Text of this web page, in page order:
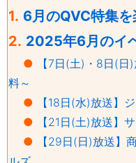
1. 6月のQVC特集
2. 2025年6月のイ
●
【7日(土)・8日(
料～
●
【18日(水)放送】
●
【21日(土)放送】
●
【29日(日)放送】